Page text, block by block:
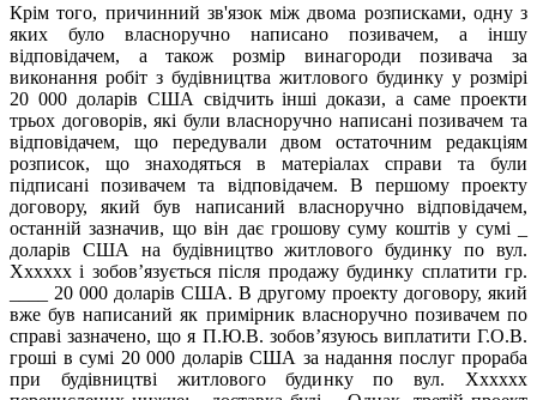
Крім того, причинний зв'язок між двома розписками, одну з
яких було власноручно написано позивачем, а іншу
відповідачем, а також розмір винагороди позивача за
виконання робіт з будівництва житлового будинку у розмірі
20 000 доларів США свідчить інші докази, а саме проекти
трьох договорів, які були власноручно написані позивачем та
відповідачем, що передували двом остаточним редакціям
розписок, що знаходяться в матеріалах справи та були
підписані позивачем та відповідачем. В першому проекту
договору, який був написаний власноручно відповідачем,
останній зазначив, що він дає грошову суму коштів у сумі _
доларів США на будівництво житлового будинку по вул.
Xxxxxx і зобов’язується після продажу будинку сплатити гр.
____ 20 000 доларів США. В другому проекту договору, який
вже був написаний як примірник власноручно позивачем по
справі зазначено, що я П.Ю.В. зобов’язуюсь виплатити Г.О.В.
гроші в сумі 20 000 доларів США за надання послуг прораба
при будівництві житлового будинку по вул. Xxxxxx